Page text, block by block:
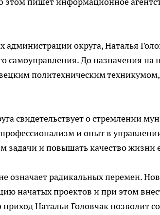
округа, Наталья
самоуправления. До назначения на
политехническим
свидетельствует о стремлении
и опыт в
задачи и повышать качество жизни
означает радикальных перемен.
начатых проектов и при этом
Натальи Головчак позволит